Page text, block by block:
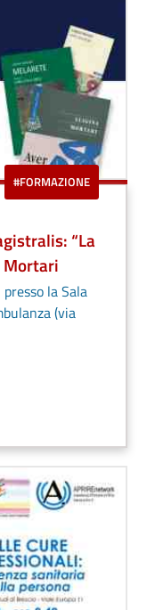
#FORMAZIONE
“La
Mortari
la Sala
(via